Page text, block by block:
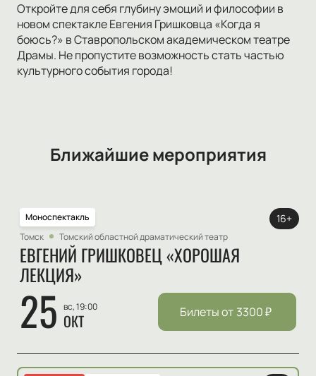
Откройте для себя глубину эмоций и философии в
новом спектакле Евгения Гришковца «Когда я
боюсь?» в Ставропольском академическом театре
Драмы. Не пропустите возможность стать частью
культурного события города!
Ближайшие мероприятия
Моноспектакль
Томск
Томский областной драматический театр
ЕВГЕНИЙ ГРИШКОВЕЦ «ХОРОШАЯ
ЛЕКЦИЯ»
25 вс, 19:00
ОКТ
16+
Билеты от 3300₽